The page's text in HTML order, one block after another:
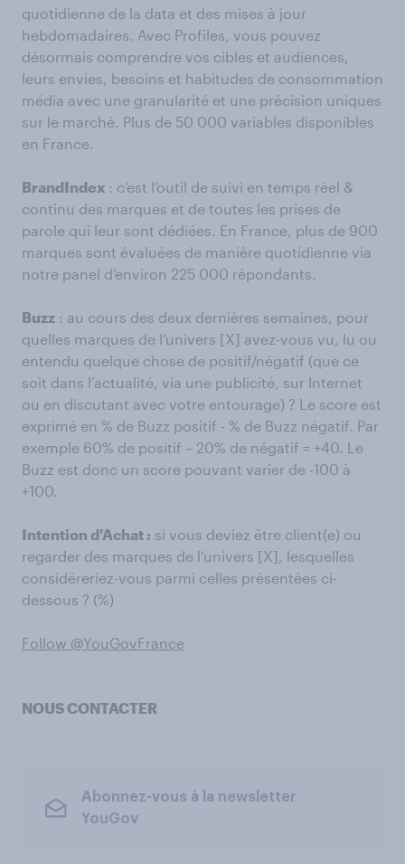
quotidienne de la data et des mises à jour
hebdomadaires. Avec Profiles, vous pouvez
désormais comprendre vos cibles et audiences,
leurs envies, besoins et habitudes de consommation
média avec une granularité et une précision uniques
sur le marché. Plus de 50 000 variables disponibles
en France.
BrandIndex : c’est l’outil de suivi en temps réel &
continu des marques et de toutes les prises de
parole qui leur sont dédiées. En France, plus de 900
marques sont évaluées de manière quotidienne via
notre panel d’environ 225 000 répondants.
Buzz : au cours des deux dernières semaines, pour
quelles marques de l’univers [X] avez-vous vu, lu ou
entendu quelque chose de positif/négatif (que ce
soit dans l’actualité, via une publicité, sur Internet
ou en discutant avec votre entourage) ? Le score est
exprimé en % de Buzz positif - % de Buzz négatif. Par
exemple 60% de positif – 20% de négatif = +40. Le
Buzz est donc un score pouvant varier de -100 à
+100.
Intention d'Achat : si vous deviez être client(e) ou
regarder des marques de l’univers [X], lesquelles
considéreriez-vous parmi celles présentées ci-
dessous ? (%)
Follow @YouGovFrance
NOUS CONTACTER
Abonnez-vous à la newsletter
YouGov